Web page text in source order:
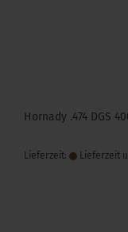
Hornady .474 DGS
Lieferzeit: Lieferzeit